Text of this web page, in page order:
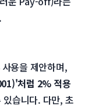
사용을 제안하며,
처럼 2% 적용
있습니다. 다만, 초